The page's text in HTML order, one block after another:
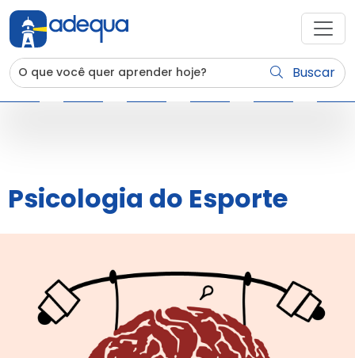
Buscar
Psicologia do Esporte